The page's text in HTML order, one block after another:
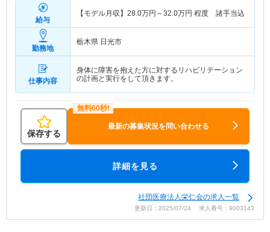
給与
【モデル月収】 28.0万円～32.0万円 程度 諸手当込
勤務地
栃木県 日光市
仕事内容
身体に障害を抱えた方に対するリハビリテーション
の計画と実行をして頂きます。
保存する
最新の募集状況を問い合わせる
詳細を見る
社団医療法人栄仁会の求人一覧
更新日：2025/07/24 求人番号：9003143